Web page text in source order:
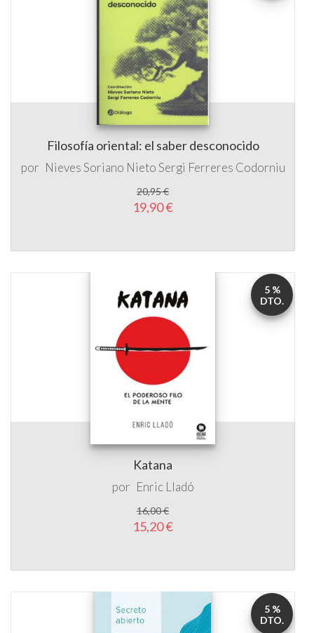
Filosofía oriental: el saber desconocido
por Nieves Soriano NietoSergi Ferreres Codorniu
20,95 €
19,90 €
Katana
por Enric Lladó
16,00 €
15,20 €
5 %
DTO.
5 %
DTO.